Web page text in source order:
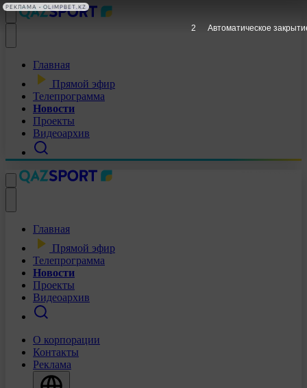
Главная
Прямой эфир
Телепрограмма
Новости
Проекты
Видеоархив
Главная
Прямой эфир
Телепрограмма
Новости
Проекты
Видеоархив
О корпорации
Контакты
Реклама
1 Автоматическое
РЕКЛАМА • OLIMPBET.KZ